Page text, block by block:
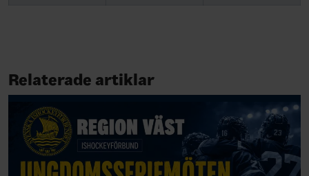
Relaterade artiklar